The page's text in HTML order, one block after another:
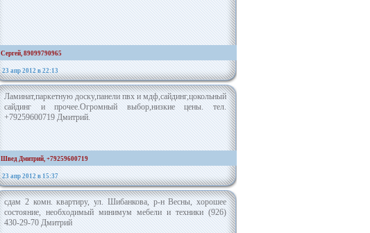
Сергей, 89099790965
23 апр 2012 в 22:13
Ламинат,паркетную доску,панели пвх и мдф,сайдинг,цокольный
сайдинг и прочее.Огромный выбор,низкие цены. тел.
+79259600719 Дмитрий.
Швед Дмитрий, +79259600719
23 апр 2012 в 15:37
сдам 2 комн. квартиру, ул. Шибанкова, р-н Весны, хорошее
состояние, необходимый минимум мебели и техники (926)
430-29-70 Дмитрий